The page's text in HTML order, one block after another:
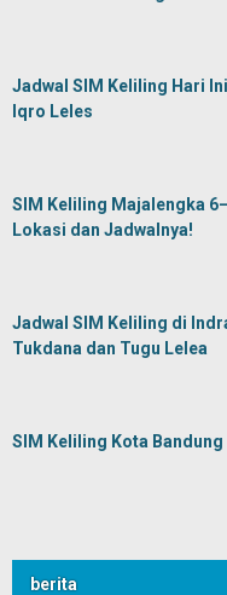
Jadwal SIM Keliling Hari
Iqro Leles
SIM Keliling Majalengka
Lokasi dan Jadwalnya!
Jadwal SIM Keliling di
Tukdana dan Tugu Lelea
SIM Keliling Kota Bandung
berita